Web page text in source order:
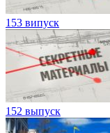
153 випуск
152 выпуск